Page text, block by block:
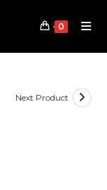
0
Next Product